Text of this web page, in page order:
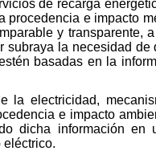
de recarga
e impacto
y transparente,
la necesidad
basadas en la
electricidad,
e impacto
dicha información
eléctrico.